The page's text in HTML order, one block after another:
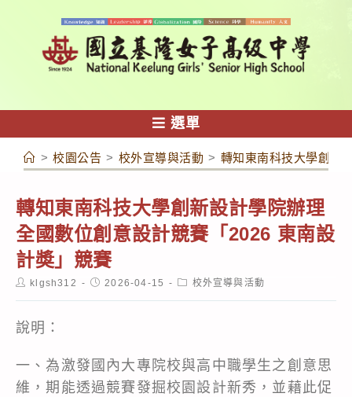
容
選單
> 校園公告 > 校外宣導與活動 > 轉知東南科技大學創新
轉知東南科技大學創新設計學院辦理
全國數位創意設計競賽「2026 東南設
計奬」競賽
Postklgsh312
Post2026-04-15
Post校外宣導與活動
說明：
一、為激發國內大專院校與高中職學生之創意思
維，期能透過競賽發掘校園設計新秀，並藉此促